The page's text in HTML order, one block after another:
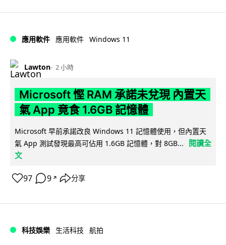
應用軟件 應用軟件 Windows 11
Lawton 2 小時
Microsoft 慳 RAM 承諾未兌現 內置天
氣 App 竟食 1.6GB 記憶體
Microsoft 早前承諾改良 Windows 11 記憶體使用，但內置天
氣 App 測試發現最高可佔用 1.6GB 記憶體，對 8GB...
閱讀全
文
97 9 ↗ 分享
科技娛樂 生活科技 航拍